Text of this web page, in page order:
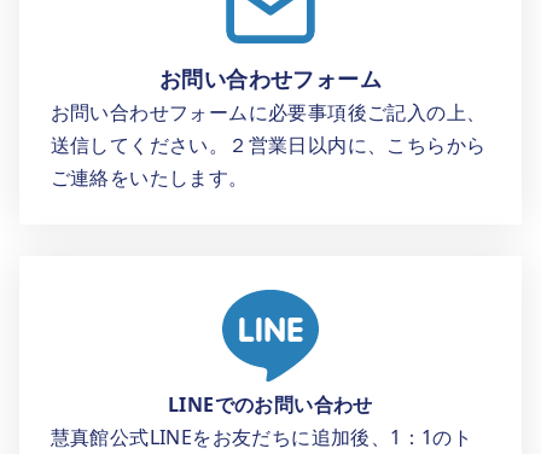
お問い合わせフォーム
お問い合わせフォームに必要事項後ご記入の上、
送信してください。２営業日以内に、こちらから
ご連絡をいたします。
LINEでのお問い合わせ
慧真館公式LINEをお友だちに追加後、1：1のト